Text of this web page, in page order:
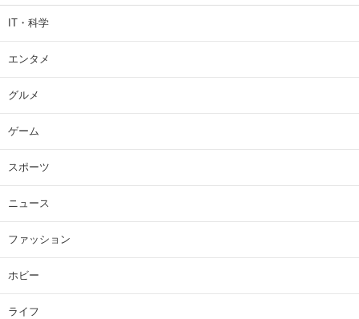
IT・科学
エンタメ
グルメ
ゲーム
スポーツ
ニュース
ファッション
ホビー
ライフ